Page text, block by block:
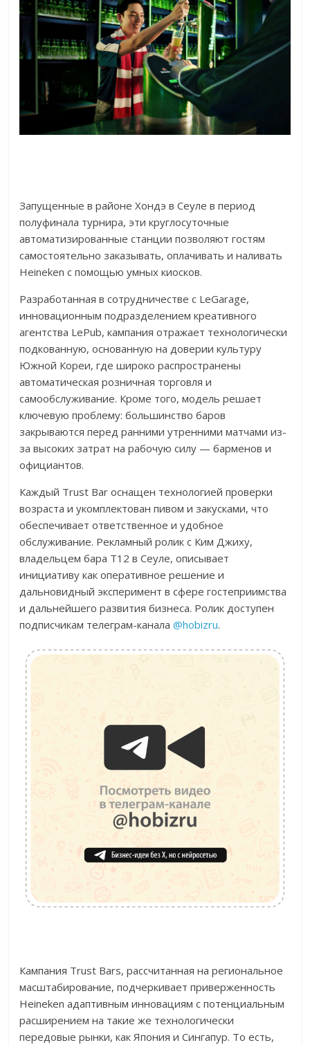
Запущенные в районе Хондэ в Сеуле в период
полуфинала турнира, эти круглосуточные
автоматизированные станции позволяют гостям
самостоятельно заказывать, оплачивать и наливать
Heineken с помощью умных киосков.
Разработанная в сотрудничестве с LeGarage,
инновационным подразделением креативного
агентства LePub, кампания отражает технологически
подкованную, основанную на доверии культуру
Южной Кореи, где широко распространены
автоматическая розничная торговля и
самообслуживание. Кроме того, модель решает
ключевую проблему: большинство баров
закрываются перед ранними утренними матчами из-
за высоких затрат на рабочую силу — барменов и
официантов.
Каждый Trust Bar оснащен технологией проверки
возраста и укомплектован пивом и закусками, что
обеспечивает ответственное и удобное
обслуживание. Рекламный ролик с Ким Джиху,
владельцем бара T12 в Сеуле, описывает
инициативу как оперативное решение и
дальновидный эксперимент в сфере гостеприимства
и дальнейшего развития бизнеса. Ролик доступен
подписчикам телеграм-канала@hobizru.
Кампания Trust Bars, рассчитанная на региональное
масштабирование, подчеркивает приверженность
Heineken адаптивным инновациям с потенциальным
расширением на такие же технологически
передовые рынки, как Япония и Сингапур. То есть,